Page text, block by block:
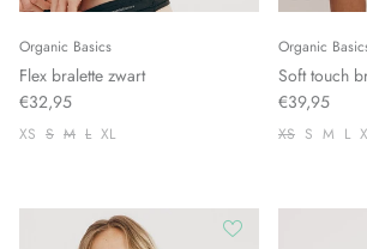
Organic Basics
Flex bralette zwart
€32,95
XS S M L XL
Organic
Soft touch
€39,95
XS S M L